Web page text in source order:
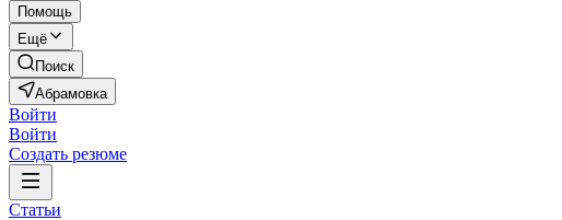
Помощь
Ещё
Поиск
Абрамовка
Войти
Войти
Создать резюме
Статьи